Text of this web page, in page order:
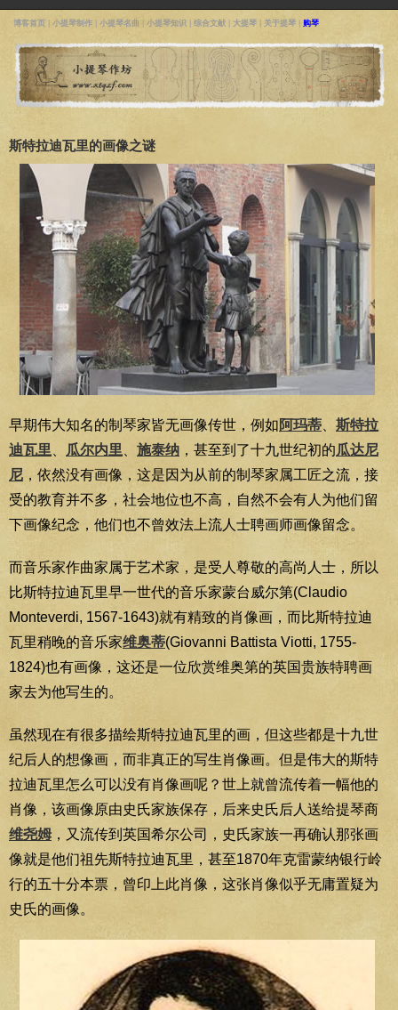
博客首页 小提琴制作 小提琴名曲 小提琴知识 综合文献 大提琴 关于提琴 购琴
斯特拉迪瓦里的画像之谜
早期伟大知名的制琴家皆无画像传世，例如阿玛蒂
斯特拉
迪瓦里
瓜尔内里 施泰纳 ，甚至到了十九世纪初的瓜达尼
尼 ，依然没有画像，这是因为从前的制琴家属工匠之流，接
受的教育并不多，社会地位也不高，自然不会有人为他们留
下画像纪念，他们也不曾效法上流人士聘画师画像留念。
而音乐家作曲家属于艺术家，是受人尊敬的高尚人士，所以
比斯特拉迪瓦里早一世代的音乐家蒙台威尔第(Claudio
Monteverdi, 1567-1643)就有精致的肖像画，而比斯特拉迪
瓦里稍晚的音乐家维奥蒂(Giovanni Battista Viotti, 1755-
1824)也有画像，这还是一位欣赏维奥第的英国贵族特聘画
家去为他写生的。
虽然现在有很多描绘斯特拉迪瓦里的画，但这些都是十九世
纪后人的想像画，而非真正的写生肖像画。但是伟大的斯特
拉迪瓦里怎么可以没有肖像画呢？世上就曾流传着一幅他的
肖像，该画像原由史氏家族保存，后来史氏后人送给提琴商
维尧姆 ，又流传到英国希尔公司，史氏家族一再确认那张画
像就是他们祖先斯特拉迪瓦里，甚至1870年克雷蒙纳银行岭
行的五十分本票，曾印上此肖像，这张肖像似乎无庸置疑为
史氏的画像。